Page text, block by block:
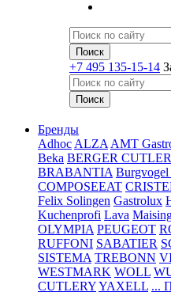
+7 495 135-15-14
Бренды
Adhoc ALZA AMT
Beka BERGER
BRABANTIA Burgvogel
COMPOSEEAT
Felix Solingen Gastrolux
Kuchenprofi Lava
OLYMPIA PEUGEOT
RUFFONI SABATIER
SISTEMA TREBONN
WESTMARK WOLL
CUTLERYYAXELL ...